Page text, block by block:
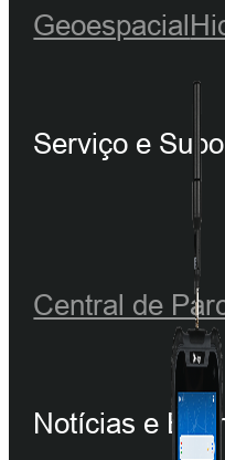
Geoespacial
Serviço e
Central de
Notícias e